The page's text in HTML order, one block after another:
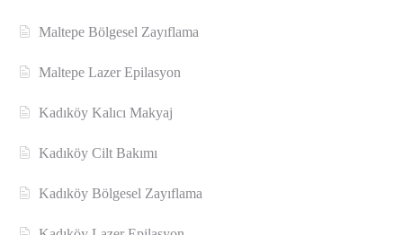
Maltepe Bölgesel Zayıflama
Maltepe Lazer Epilasyon
Kadıköy Kalıcı Makyaj
Kadıköy Cilt Bakımı
Kadıköy Bölgesel Zayıflama